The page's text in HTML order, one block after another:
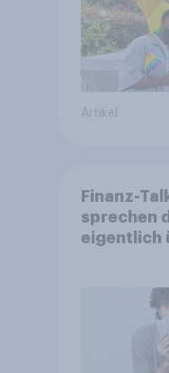
Artikel
Finanz-
sprechen
eigentlich